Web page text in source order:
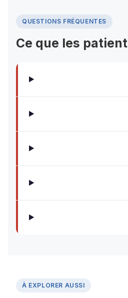
QUESTIONS FRÉQUENTES
Ce que les
À EXPLORER AUSSI